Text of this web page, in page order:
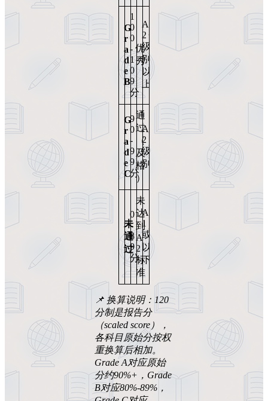
G
r
a
d
e
B
1
0
0
-
1
0
9
分
优
秀
A
2
级
别
以
上
★
★
★
★
G
r
a
d
e
C
9
0
-
9
9
分
通
过
（
及
格
）
A
2
级
别
★
★
★
未
通
过
0
-
8
9
分
未
达
到
A
2
标
准
A
1
或
以
下
★
★
📌 换算说明：120
分制是报告分
（scaled score ），
各科目原始分按权
重换算后相加。
Grade A对应原始
分约90%+ ，Grade
B对应80%-89% ，